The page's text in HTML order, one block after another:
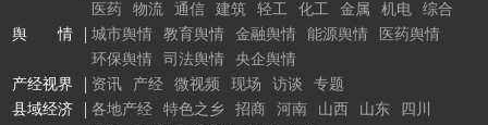
医药
物流 通信 建筑 轻工 化工 金属 机电
综合
舆 情
城市舆情 教育舆情 金融舆情 能源舆情
医药舆情
环保舆情
司法舆情
央企舆情
产经视界
资讯 产经 微视频 现场 访谈
专题
县域经济
各地产经 特色之乡 招商 河南 山西 山东
四川